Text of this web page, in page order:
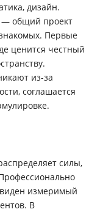
дизайн.
— общий проект
Первые
ценится честный
из-за
соглашается
силы,
измеримый
В